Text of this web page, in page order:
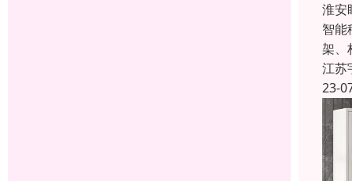
淮安
智能
架、
江苏
23-